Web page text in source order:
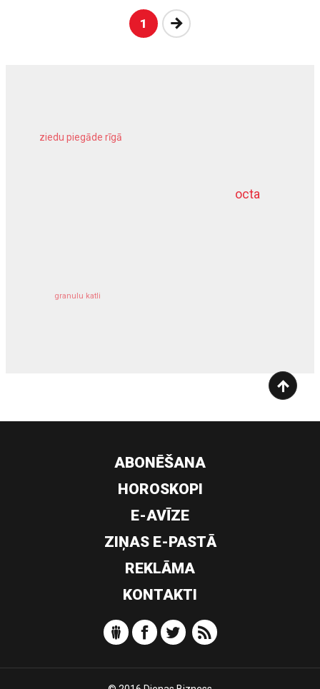
1 Nākošā
octa
ziedu piegāde rīgā
granulu katli
dziļurbums
ABONĒŠANA
HOROSKOPI
E-AVĪZE
ZIŅAS E-PASTĀ
REKLĀMA
KONTAKTI